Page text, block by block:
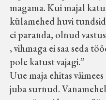
magama. Kui majal
külamehed huvi
ei paranda, olnud
, vihmaga ei saa seda
pole katust vajagi.”
Uue maja ehitas
juba surnud.